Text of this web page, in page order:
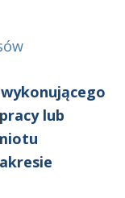
lub